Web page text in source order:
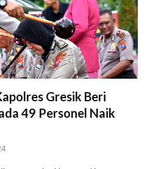
Gresik Beri
49 Personel Naik